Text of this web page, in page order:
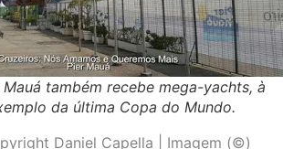
Mauá também recebe mega-yachts, à
da última Copa do Mundo.
Daniel Capella | Imagem (©)